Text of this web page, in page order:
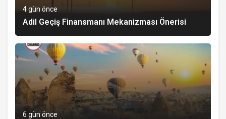
4 gün önce
Adil Geçiş Finansmanı Mekanizması Önerisi
6 gün önce